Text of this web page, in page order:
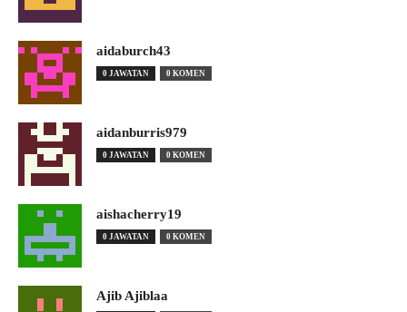
aidaburch43
0 JAWATAN 0 KOMEN
aidanburris979
0 JAWATAN 0 KOMEN
aishacherry19
0 JAWATAN 0 KOMEN
Ajib Ajiblaa